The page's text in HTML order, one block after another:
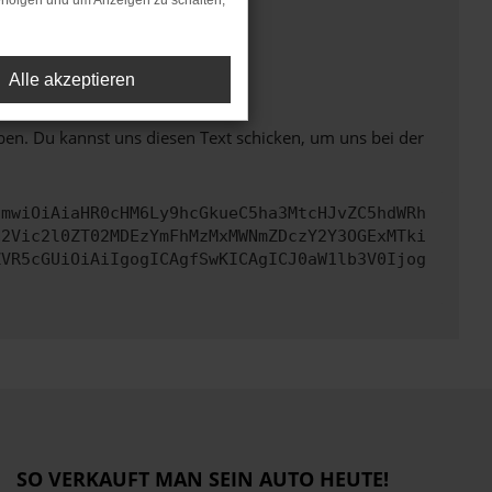
unterstützt werden.
Du kannst uns diesen Text schicken, um uns bei der
SO VERKAUFT MAN SEIN AUTO HEUTE!
Alle akzeptieren